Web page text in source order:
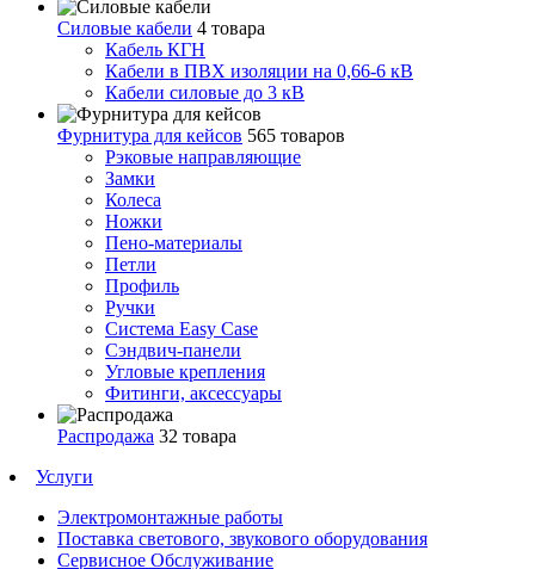
Силовые кабели 4 товара
Кабель КГН
Кабели в ПВХ изоляции на 0,66-6 кВ
Кабели силовые до 3 кВ
Фурнитура для кейсов 565 товаров
Рэковые направляющие
Замки
Колеса
Ножки
Пено-материалы
Петли
Профиль
Ручки
Система Easy Case
Сэндвич-панели
Угловые крепления
Фитинги, аксессуары
Распродажа 32 товара
Услуги
Электромонтажные работы
Поставка светового, звукового оборудования
Сервисное Обслуживание